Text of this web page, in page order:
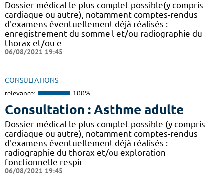
Dossier médical le plus complet possible(y compris
cardiaque ou autre), notamment comptes-rendus
d'examens éventuellement déjà réalisés :
enregistrement du sommeil et/ou radiographie du
thorax et/ou e
06/08/2021 19:45
CONSULTATIONS
relevance: 100%
Consultation : Asthme adulte
Dossier médical le plus complet possible (y compris
cardiaque ou autre), notamment comptes-rendus
d'examens éventuellement déjà réalisés :
radiographie du thorax et/ou exploration
fonctionnelle respir
06/08/2021 19:45